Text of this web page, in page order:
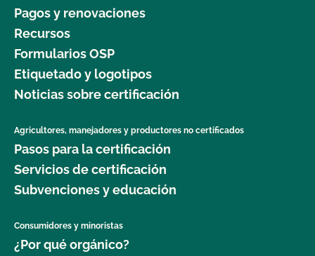
Pagos y renovaciones
Recursos
Formularios OSP
Etiquetado y logotipos
Noticias sobre certificación
Agricultores, manejadores y productores no certificados
Pasos para la certificación
Servicios de certificación
Subvenciones y educación
Consumidores y minoristas
¿Por qué orgánico?